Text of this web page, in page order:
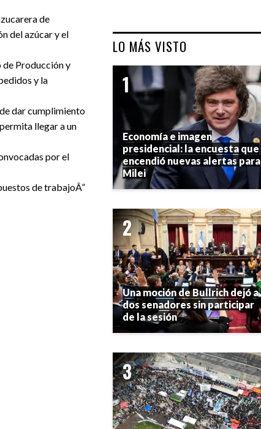
de
del azúcar y el
Producción y
y la
dar cumplimiento
llegar a un
por el
de trabajoÂ”
LO MÁS VISTO
Economía e imagen
presidencial: la encuesta que
encendió nuevas alertas para
Milei
Una moción de Bullrich dejó a
dos senadores sin participar
de la sesión